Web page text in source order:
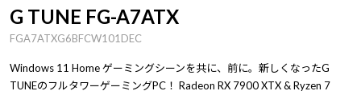
G TUNE FG-A7ATX
FGA7ATXG6BFCW101DEC
Windows 11 Home ゲーミングシーンを共に、前に。新しくなったG
TUNEのフルタワーゲーミングPC！ Radeon RX 7900 XTX & Ryzen 7